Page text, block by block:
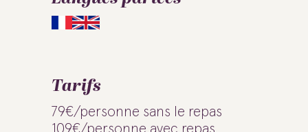
Tarifs
79€/personne sans le repas
109€/personne avec repas